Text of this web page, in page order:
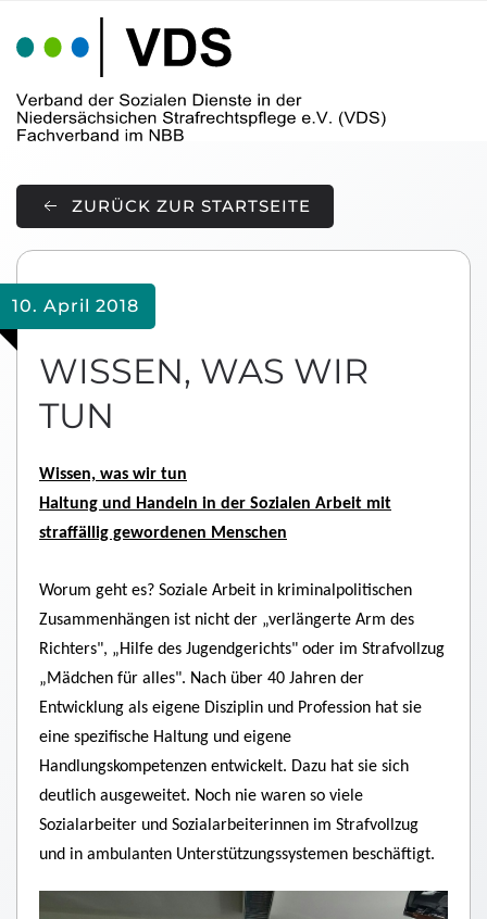
Skip to main content
ZURÜCK ZUR STARTSEITE
10. April 2018
WISSEN, WAS WIR
TUN
Wissen, was wir tun
Haltung und Handeln in der Sozialen Arbeit mit
straffällig gewordenen Menschen
Worum geht es? Soziale Arbeit in kriminalpolitischen
Zusammenhängen ist nicht der „verlängerte Arm des
Richters", „Hilfe des Jugendgerichts" oder im Strafvollzug
„Mädchen für alles". Nach über 40 Jahren der
Entwicklung als eigene Disziplin und Profession hat sie
eine spezifische Haltung und eigene
Handlungskompetenzen entwickelt. Dazu hat sie sich
deutlich ausgeweitet. Noch nie waren so viele
Sozialarbeiter und Sozialarbeiterinnen im Strafvollzug
und in ambulanten Unterstützungssystemen beschäftigt.